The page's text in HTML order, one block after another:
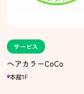
サービス
ヘアカラーCoCo
本館1F